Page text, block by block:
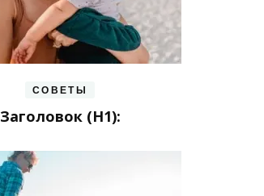
СОВЕТЫ
Заголовок (H1):